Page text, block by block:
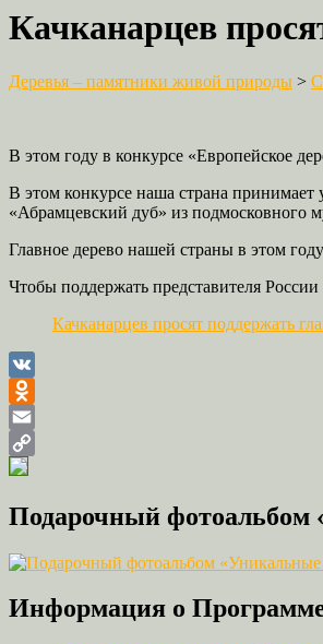
Качканарцев
Деревья – памятники живой природы >
В этом году в конкурсе «Европейское
В этом конкурсе наша страна
«Абрамцевский дуб» из подмосковного
Главное дерево нашей страны в этом
Чтобы поддержать представителя
Качканарцев просят поддержать
VK
Odnoklassniki
Email
Copy
Подарочный фотоальбом
Информация о